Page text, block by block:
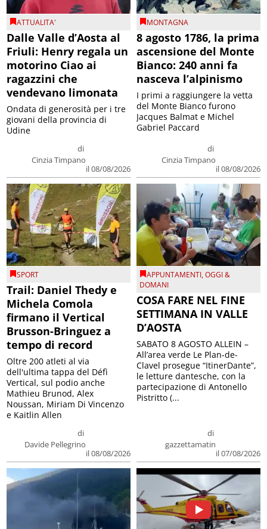
ATTUALITA'
Dalle Valle d’Aosta al
Friuli: Henry regala un
motorino Ciao ai
ragazzini che
vendevano limonata
di
Cinzia Timpano
il 08/08/2026
Ondata di generosità per i tre
giovani della provincia di
Udine
MONTAGNA
8 agosto 1786, la prima
ascensione del Monte
Bianco: 240 anni fa
nasceva l’alpinismo
di
Cinzia Timpano
il 08/08/2026
I primi a raggiungere la vetta
del Monte Bianco furono
Jacques Balmat e Michel
Gabriel Paccard
SPORT
Trail: Daniel Thedy e
Michela Comola
firmano il Vertical
Brusson-Bringuez a
tempo di record
di
Davide Pellegrino
il 08/08/2026
Oltre 200 atleti al via
dell'ultima tappa del Défì
Vertical, sul podio anche
Mathieu Brunod, Alex
Noussan, Miriam Di Vincenzo
e Kaitlin Allen
APPUNTAMENTI,OGGI &
DOMANI
COSA FARE NEL FINE
SETTIMANA IN VALLE
D’AOSTA
di
gazzettamatin
il 07/08/2026
SABATO 8 AGOSTO ALLEIN –
All’area verde Le Plan-de-
Clavel prosegue “ItinerDante”,
le letture dantesche, con la
partecipazione di Antonello
Pistritto (...